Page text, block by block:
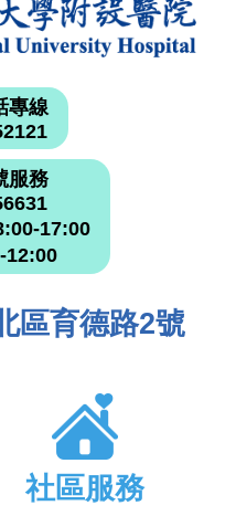
專線
服務
17:00
12:00
區育德路2號
社區服務